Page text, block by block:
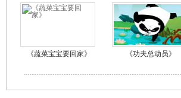
《蔬菜宝宝要回家》 《功夫总动员》